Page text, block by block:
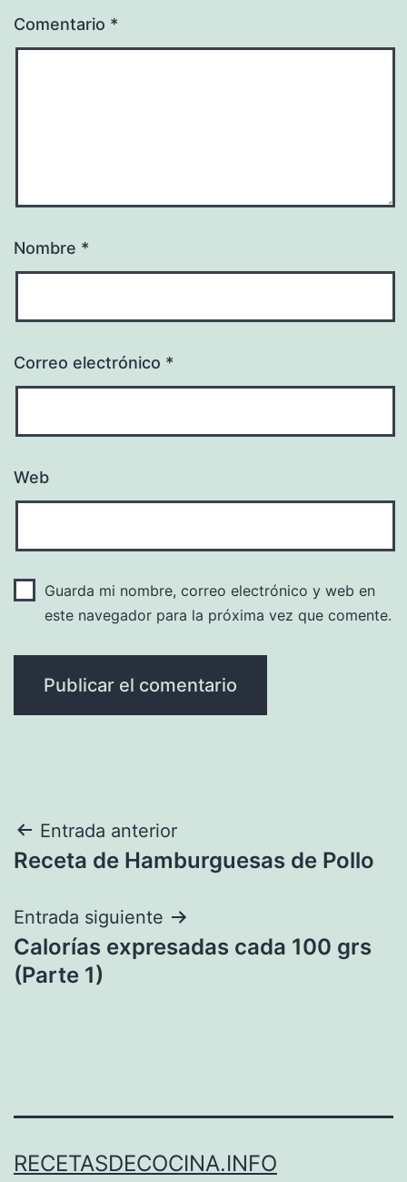
Comentario *
Nombre *
Correo electrónico *
Web
Guarda mi nombre, correo electrónico y web en
este navegador para la próxima vez que comente.
Navegación
de
entradas
Entrada anterior
Receta de Hamburguesas de Pollo
Entrada siguiente
Calorías expresadas cada 100 grs
(Parte 1)
RECETASDECOCINA.INFO